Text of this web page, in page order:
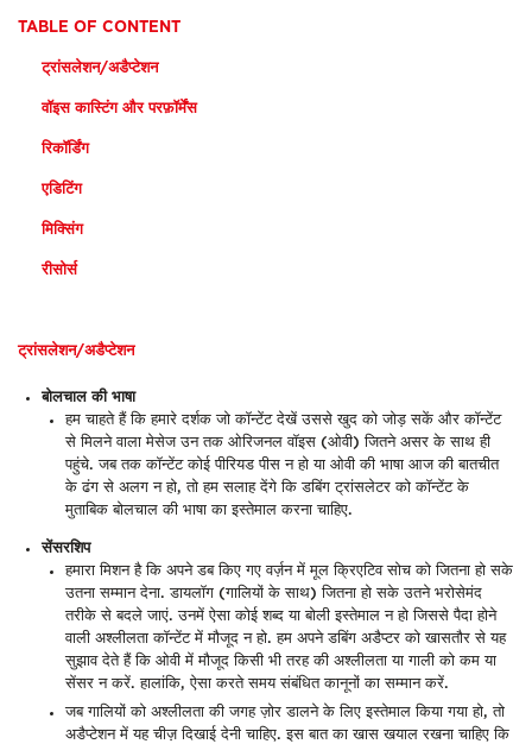
TABLE OF CONTENT
ट्रांसलेशन/अडैप्टेशन
वॉइस कास्टिंग और परफ़ॉर्मेंस
रिकॉर्डिंग
एडिटिंग
मिक्सिंग
रीसोर्स
ट्रांसलेशन/अडैप्टेशन
बोलचाल की भाषा
हम चाहते हैं कि हमारे दर्शक जो कॉन्टेंट देखें उससे खुद को जोड़ सकें और कॉन्टेंट
से मिलने वाला मेसेज उन तक ओरिजनल वॉइस (ओवी) जितने असर के साथ ही
पहुंचे. जब तक कॉन्टेंट कोई पीरियड पीस न हो या ओवी की भाषा आज की बातचीत
के ढंग से अलग न हो, तो हम सलाह देंगे कि डबिंग ट्रांसलेटर को कॉन्टेंट के
मुताबिक बोलचाल की भाषा का इस्तेमाल करना चाहिए.
सेंसरशिप
हमारा मिशन है कि अपने डब किए गए वर्ज़न में मूल क्रिएटिव सोच को जितना हो सके
उतना सम्मान देना. डायलॉग (गालियों के साथ) जितना हो सके उतने भरोसेमंद
तरीके से बदले जाएं. उनमें ऐसा कोई शब्द या बोली इस्तेमाल न हो जिससे पैदा होने
वाली अश्लीलता कॉन्टेंट में मौजूद न हो. हम अपने डबिंग अडैप्टर को खासतौर से यह
सुझाव देते हैं कि ओवी में मौजूद किसी भी तरह की अश्लीलता या गाली को कम या
सेंसर न करें. हालांकि, ऐसा करते समय संबंधित कानूनों का सम्मान करें.
जब गालियों को अश्लीलता की जगह ज़ोर डालने के लिए इस्तेमाल किया गया हो, तो
अडैप्टेशन में यह चीज़ दिखाई देनी चाहिए. इस बात का खास खयाल रखना चाहिए कि